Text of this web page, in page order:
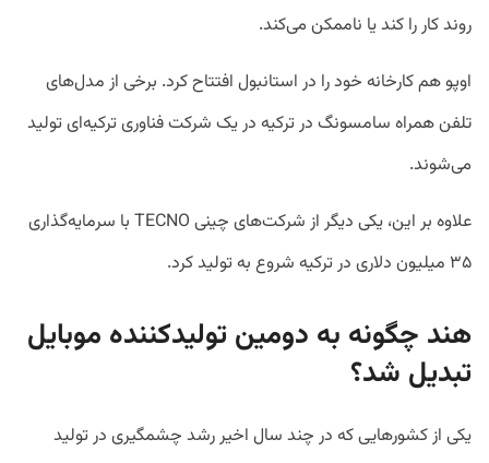
روند کار را کند یا ناممکن می‌کند.
اوپو هم کارخانه خود را در استانبول افتتاح کرد. برخی از مدل‌های
تلفن همراه سامسونگ در ترکیه در یک شرکت فناوری ترکیه‌ای تولید
می‌شوند.
علاوه بر این، یکی دیگر از شرکت‌های چینی TECNO با سرمایه‌گذاری
۳۵ میلیون دلاری در ترکیه شروع به تولید کرد.
هند چگونه به دومین تولیدکننده موبایل
تبدیل شد؟
یکی از کشورهایی که در چند سال اخیر رشد چشمگیری در تولید